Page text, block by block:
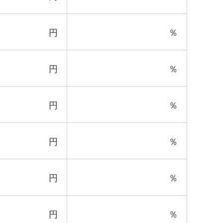
円 ％
円 ％
円 ％
円 ％
円 ％
円 ％